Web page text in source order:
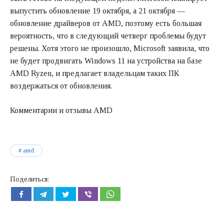
выпустить обновление 19 октября, а 21 октября —
обновление драйверов от AMD, поэтому есть большая
вероятность, что в следующий четверг проблемы будут
решены. Хотя этого не произошло, Microsoft заявила, что
не будет продвигать Windows 11 на устройства на базе
AMD Ryzen, и предлагает владельцам таких ПК
воздержаться от обновления.
Комментарии и отзывы AMD
amd
Поделиться: